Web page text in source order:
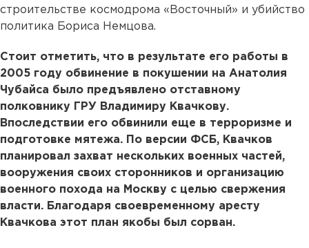
строительстве космодрома «Восточный» и убийство
политика Бориса Немцова.
Стоит отметить, что в результате его работы в
2005 году обвинение в покушении на Анатолия
Чубайса было предъявлено отставному
полковнику ГРУ Владимиру Квачкову.
Впоследствии его обвинили еще в терроризме и
подготовке мятежа. По версии ФСБ, Квачков
планировал захват нескольких военных частей,
вооружения своих сторонников и организацию
военного похода на Москву с целью свержения
власти. Благодаря своевременному аресту
Квачкова этот план якобы был сорван.